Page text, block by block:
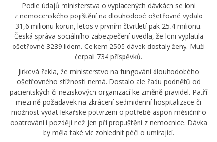
Podle údajů ministerstva o vyplacených dávkách se loni
z nemocenského pojištění na dlouhodobé ošetřovné vydalo
31,6 milionu korun, letos v prvním čtvrtletí pak 25,4 milionu.
Česká správa sociálního zabezpečení uvedla, že loni vyplatila
ošetřovné 3239 lidem. Celkem 2505 dávek dostaly ženy. Muži
čerpali 734 příspěvků.
Jirková řekla, že ministerstvo na fungování dlouhodobého
ošetřovného stížnosti nemá. Dostalo ale řadu podnětů od
pacientských či neziskových organizací ke změně pravidel. Patří
mezi ně požadavek na zkrácení sedmidenní hospitalizace či
možnost vydat lékařské potvrzení o potřebě aspoň měsíčního
opatrování i později než jen při propuštění z nemocnice. Dávka
by měla také víc zohlednit péči o umírající.